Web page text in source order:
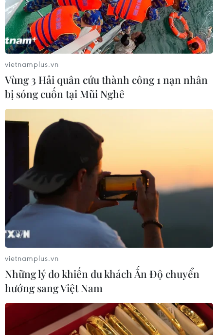
vietnamplus.vn
Vùng 3 Hải quân cứu thành công 1 nạn nhân
bị sóng cuốn tại Mũi Nghê
vietnamplus.vn
Những lý do khiến du khách Ấn Độ chuyển
hướng sang Việt Nam